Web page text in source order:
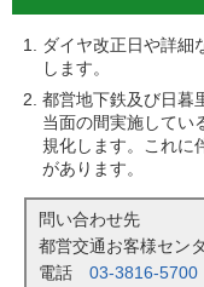
ダイヤ改正日や詳細
します。
都営地下鉄及び日暮
当面の間実施してい
規化します。これに
があります。
問い合わせ先
都営交通お客様セン
電話 03-3816-5700